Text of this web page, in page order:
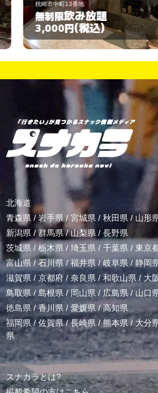
鹿屋市朝日町１－２８
90分飲み放題
3,000円(税込)
北海道
青森県 / 岩手県/ 宮城県 / 秋田県 / 山形
新潟県 /群馬県/山梨県 / 長野県
茨城県 / 栃木県 / 埼玉県 / 千葉県 / 東京
富山県 /石川県/福井県/岐阜県 / 静岡
滋賀県 / 京都府 / 奈良県 / 和歌山県/ 大
鳥取県/ 島根県 /岡山県/ 広島県 / 山口
徳島県 /香川県 / 愛媛県/高知県
福岡県/佐賀県/長崎県 /熊本県/ 大分
県
スナカラとは?